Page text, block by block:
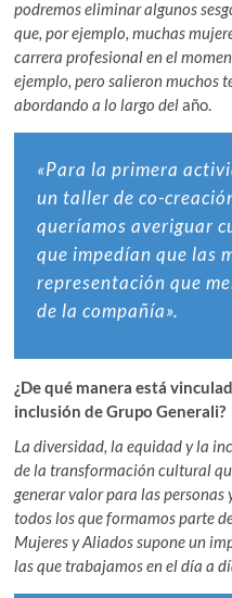
podremos eliminar algunos
que, por ejemplo, muchas
carrera profesional en el
ejemplo, pero salieron muchos
abordando a lo largo delaño.
«Para la primera
un taller de co-
queríamos averiguar
que impedían que las
representación que
de la compañía».
¿De qué manera está
inclusión de Grupo Generali?
La diversidad, la equidad y la
de la transformación cultural
generar valor para las personas
todos los que formamos parte
Mujeres y Aliados supone un
las que trabajamos en el día a